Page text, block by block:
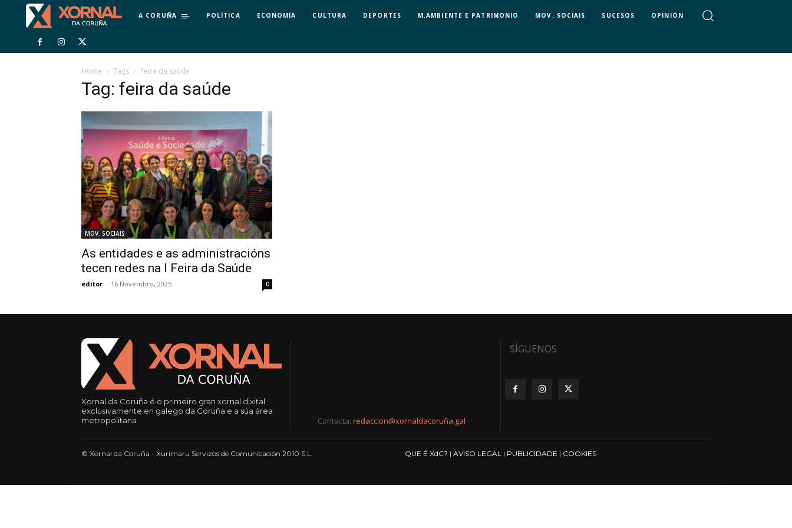
A CORUÑA POLÍTICA ECONOMÍA CULTURA DEPORTES M.AMBIENTE E PATRIMONIO MOV. SOCIAIS SUCESOS OPINIÓN
Home Tags Feira da saúde
Tag: feira da saúde
MOV. SOCIAIS
As entidades e as administracións
tecen redes na I Feira da Saúde
editor - 16 Novembro, 2025 0
Xornal da Coruña é o primeiro gran xornal dixital
exclusivamente en galego da Coruña e a súa área
metropolitana
Contacta: redaccion@xornaldacoruña.gal
SÍGUENOS
© Xornal da Coruña - Xurimaru Servizos de Comunicación 2010 S.L. QUE É XdC? | AVISO LEGAL | PUBLICIDADE | COOKIES